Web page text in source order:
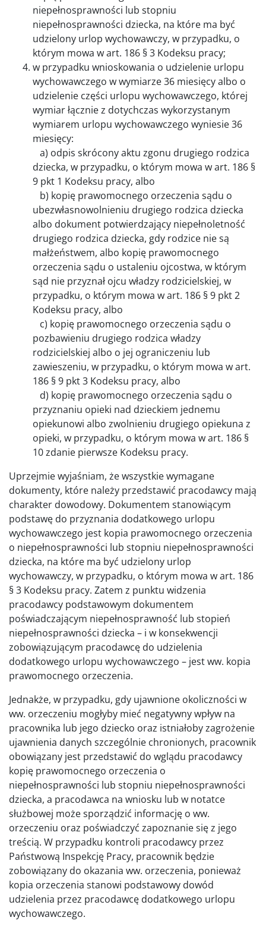
niepełnosprawności lub stopniu
niepełnosprawności dziecka, na które ma być
udzielony urlop wychowawczy, w przypadku, o
którym mowa w art. 186 § 3 Kodeksu pracy;
w przypadku wnioskowania o udzielenie urlopu
wychowawczego w wymiarze 36 miesięcy albo o
udzielenie części urlopu wychowawczego, której
wymiar łącznie z dotychczas wykorzystanym
wymiarem urlopu wychowawczego wyniesie 36
miesięcy:
a) odpis skrócony aktu zgonu drugiego rodzica
dziecka, w przypadku, o którym mowa w art. 186 §
9 pkt 1 Kodeksu pracy, albo
b) kopię prawomocnego orzeczenia sądu o
ubezwłasnowolnieniu drugiego rodzica dziecka
albo dokument potwierdzający niepełnoletność
drugiego rodzica dziecka, gdy rodzice nie są
małżeństwem, albo kopię prawomocnego
orzeczenia sądu o ustaleniu ojcostwa, w którym
sąd nie przyznał ojcu władzy rodzicielskiej, w
przypadku, o którym mowa w art. 186 § 9 pkt 2
Kodeksu pracy, albo
c) kopię prawomocnego orzeczenia sądu o
pozbawieniu drugiego rodzica władzy
rodzicielskiej albo o jej ograniczeniu lub
zawieszeniu, w przypadku, o którym mowa w art.
186 § 9 pkt 3 Kodeksu pracy, albo
d) kopię prawomocnego orzeczenia sądu o
przyznaniu opieki nad dzieckiem jednemu
opiekunowi albo zwolnieniu drugiego opiekuna z
opieki, w przypadku, o którym mowa w art. 186 §
10 zdanie pierwsze Kodeksu pracy.
Uprzejmie wyjaśniam, że wszystkie wymagane
dokumenty, które należy przedstawić pracodawcy mają
charakter dowodowy. Dokumentem stanowiącym
podstawę do przyznania dodatkowego urlopu
wychowawczego jest kopia prawomocnego orzeczenia
o niepełnosprawności lub stopniu niepełnosprawności
dziecka, na które ma być udzielony urlop
wychowawczy, w przypadku, o którym mowa w art. 186
§ 3 Kodeksu pracy. Zatem z punktu widzenia
pracodawcy podstawowym dokumentem
poświadczającym niepełnosprawność lub stopień
niepełnosprawności dziecka – i w konsekwencji
zobowiązującym pracodawcę do udzielenia
dodatkowego urlopu wychowawczego – jest ww. kopia
prawomocnego orzeczenia.
Jednakże, w przypadku, gdy ujawnione okoliczności w
ww. orzeczeniu mogłyby mieć negatywny wpływ na
pracownika lub jego dziecko oraz istniałoby zagrożenie
ujawnienia danych szczególnie chronionych, pracownik
obowiązany jest przedstawić do wglądu pracodawcy
kopię prawomocnego orzeczenia o
niepełnosprawności lub stopniu niepełnosprawności
dziecka, a pracodawca na wniosku lub w notatce
służbowej może sporządzić informację o ww.
orzeczeniu oraz poświadczyć zapoznanie się z jego
treścią. W przypadku kontroli pracodawcy przez
Państwową Inspekcję Pracy, pracownik będzie
zobowiązany do okazania ww. orzeczenia, ponieważ
kopia orzeczenia stanowi podstawowy dowód
udzielenia przez pracodawcę dodatkowego urlopu
wychowawczego.